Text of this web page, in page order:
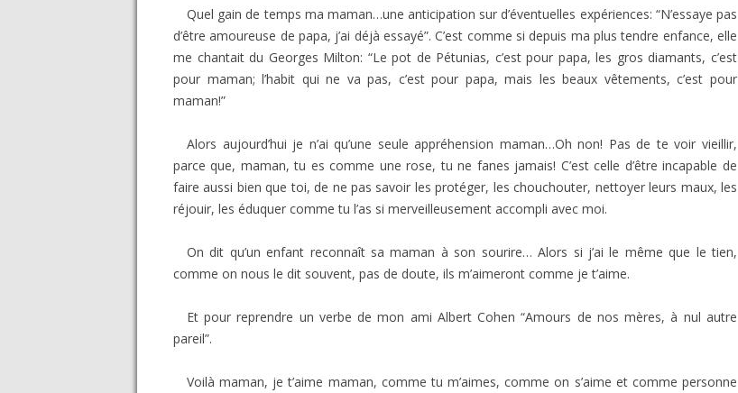
Quel gain de temps ma maman…une anticipation sur d’éventuelles expériences: “N’essaye pas
d’être amoureuse de papa, j’ai déjà essayé”. C’est comme si depuis ma plus tendre enfance, elle
me chantait du Georges Milton: “Le pot de Pétunias, c’est pour papa, les gros diamants, c’est
pour maman; l’habit qui ne va pas, c’est pour papa, mais les beaux vêtements, c’est pour
maman!”
Alors aujourd’hui je n’ai qu’une seule appréhension maman…Oh non! Pas de te voir vieillir,
parce que, maman, tu es comme une rose, tu ne fanes jamais! C’est celle d’être incapable de
faire aussi bien que toi, de ne pas savoir les protéger, les chouchouter, nettoyer leurs maux, les
réjouir, les éduquer comme tu l’as si merveilleusement accompli avec moi.
On dit qu’un enfant reconnaît sa maman à son sourire… Alors si j’ai le même que le tien,
comme on nous le dit souvent, pas de doute, ils m’aimeront comme je t’aime.
Et pour reprendre un verbe de mon ami Albert Cohen “Amours de nos mères, à nul autre
pareil”.
Voilà maman, je t’aime maman, comme tu m’aimes, comme on s’aime et comme personne